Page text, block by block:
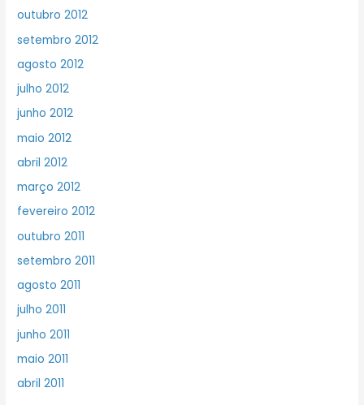
outubro 2012
setembro 2012
agosto 2012
julho 2012
junho 2012
maio 2012
abril 2012
março 2012
fevereiro 2012
outubro 2011
setembro 2011
agosto 2011
julho 2011
junho 2011
maio 2011
abril 2011